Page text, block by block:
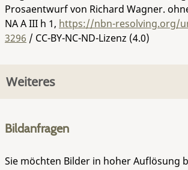
Prosaentwurf von Richard Wagner.
NA A III h 1, https://nbn-resolving.org/
3296 / CC-BY-NC-ND-Lizenz (4.0)
Weiteres
Bildanfragen
Sie möchten Bilder in hoher Auflösung